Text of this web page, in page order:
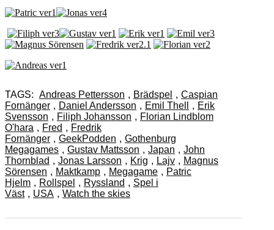
TAGS: Andreas Pettersson , Brädspel , Caspian
Fornänger , Daniel Andersson , Emil Thell , Erik
Svensson , Filiph Johansson , Florian Lindblom
O'hara , Fred , Fredrik
Fornänger , GeekPodden , Gothenburg
Megagames , Gustav Mattsson , Japan , John
Thornblad , Jonas Larsson , Krig , Lajv , Magnus
Sörensen , Maktkamp , Megagame , Patric
Hjelm , Rollspel , Ryssland , Spel i
Väst , USA , Watch the skies